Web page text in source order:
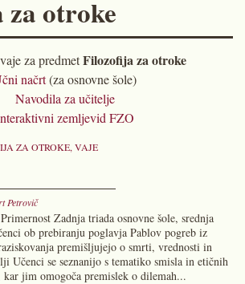
otroke
za predmetFilozofija za otroke
načrt(za osnovne šole)
Navodila za učitelje
zemljevid FZO
ZA OTROKE, VAJE
Petrovič
Zadnja triada osnovne šole, srednja
ob prebiranju poglavja Pablov pogreb iz
premišljujejo o smrti, vrednosti in
Učenci se seznanijo s tematiko smisla in etičnih
jim omogoča premislek o dilemah...